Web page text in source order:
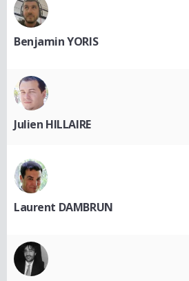
Benjamin YORIS
Julien HILLAIRE
Laurent DAMBRUN